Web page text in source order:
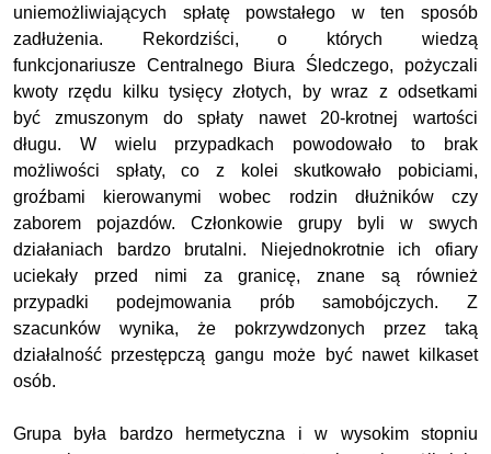
uniemożliwiających spłatę powstałego w ten sposób
zadłużenia. Rekordziści, o których wiedzą
funkcjonariusze Centralnego Biura Śledczego, pożyczali
kwoty rzędu kilku tysięcy złotych, by wraz z odsetkami
być zmuszonym do spłaty nawet 20-krotnej wartości
długu. W wielu przypadkach powodowało to brak
możliwości spłaty, co z kolei skutkowało pobiciami,
groźbami kierowanymi wobec rodzin dłużników czy
zaborem pojazdów. Członkowie grupy byli w swych
działaniach bardzo brutalni. Niejednokrotnie ich ofiary
uciekały przed nimi za granicę, znane są również
przypadki podejmowania prób samobójczych. Z
szacunków wynika, że pokrzywdzonych przez taką
działalność przestępczą gangu może być nawet kilkaset
osób.
Grupa była bardzo hermetyczna i w wysokim stopniu